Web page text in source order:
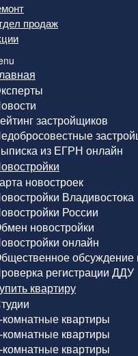
продаж
застройщиков
из ЕГРН онлайн
новостроек
Владивостока
России
новостройки
онлайн
обсуждение
регистрации ДДУ
квартиру
комнатные квартиры
комнатные квартиры
комнатные квартиры